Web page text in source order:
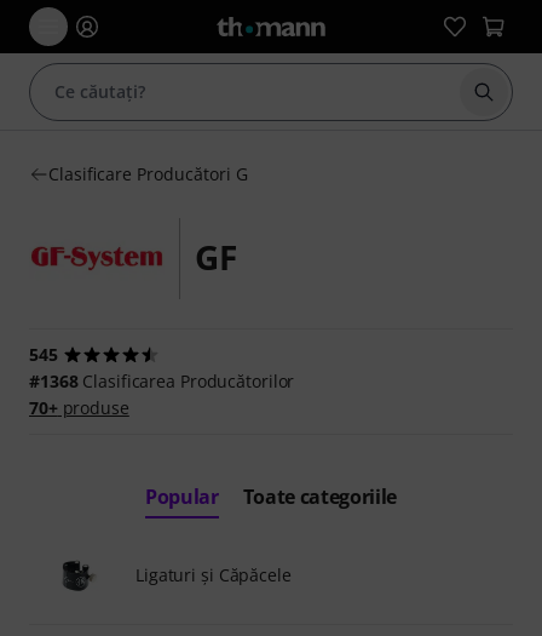
Clasificare Producători G
GF
545
#1368Clasificarea Producătorilor
70+produse
Popular Toate categoriile
Ligaturi şi Căpăcele